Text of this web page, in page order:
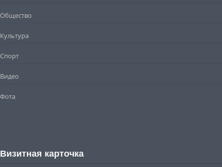
Общество
Культура
Спорт
Видео
Фота
Визитная карточка